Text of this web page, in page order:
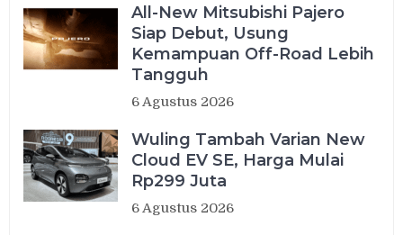
All-New Mitsubishi Pajero
Siap Debut, Usung
Kemampuan Off-Road Lebih
Tangguh
6 Agustus 2026
Wuling Tambah Varian New
Cloud EV SE, Harga Mulai
Rp299 Juta
6 Agustus 2026